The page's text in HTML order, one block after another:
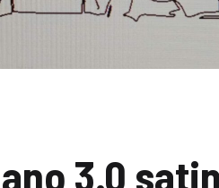
3.0